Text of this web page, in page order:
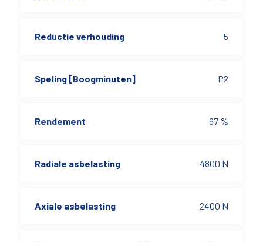
Reductie verhouding 5
Speling [Boogminuten] P2
Rendement 97 %
Radiale asbelasting 4800 N
Axiale asbelasting 2400 N